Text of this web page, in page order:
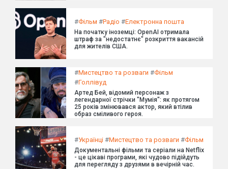
#Фільм #Радіо #Електронна пошта
На початку іноземці: OpenAI отримала
штраф за "недостатнє" розкриття вакансій
для жителів США.
#Мистецтво та розваги #Фільм
#Голлівуд
Артед Бей, відомий персонаж з
легендарної стрічки "Мумія": як протягом
25 років змінювався актор, який втілив
образ сміливого героя.
#Українці #Мистецтво та розваги #Фільм
Документальні фільми та серіали на Netflix
- це цікаві програми, які чудово підійдуть
для перегляду з друзями в вечірній час.